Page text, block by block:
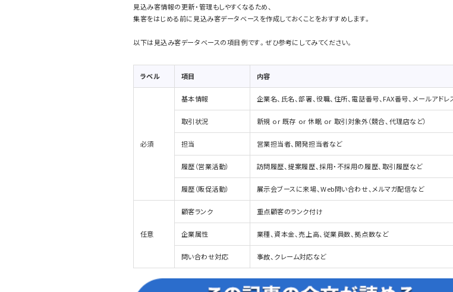
見込み客情報の更新・管理もしやすくなるため、
集客をはじめる前に見込み客データベースを作成しておくことをおすすめします。
以下は見込み客データベースの項目例です。ぜひ参考にしてみてください。
ラベル 項目 内容
必須
基本情報 企業名、氏名、部署、役職、住所、電話番号、FAX番号、メールアドレ
取引状況 新規 or 既存 or 休眠 or 取引対象外（競合、代理店など）
担当 営業担当者、開発担当者など
履歴（営業活動） 訪問履歴、提案履歴、採用・不採用の履歴、取引履歴など
履歴（販促活動） 展示会ブースに来場、Web問い合わせ、メルマガ配信など
任意
顧客ランク 重点顧客のランク付け
企業属性 業種、資本金、売上高、従業員数、拠点数など
問い合わせ対応 事故、クレーム対応など